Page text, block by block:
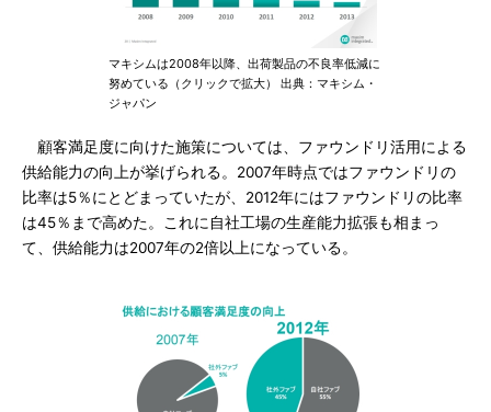
マキシムは2008年以降、出荷製品の不良率低減に
努めている（クリックで拡大） 出典：マキシム・
ジャパン
顧客満足度に向けた施策については、ファウンドリ活用による
供給能力の向上が挙げられる。2007年時点ではファウンドリの
比率は5％にとどまっていたが、2012年にはファウンドリの比率
は45％まで高めた。これに自社工場の生産能力拡張も相まっ
て、供給能力は2007年の2倍以上になっている。